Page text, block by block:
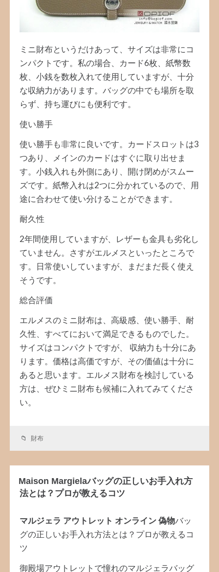
ミニ財布というだけあって、サイズは非常にコ
ンパクトです。私の場合、カード6枚、紙幣数
枚、小銭を数枚入れて使用していますが、十分
な収納力があります。バッグの中でも場所を取
らず、持ち運びにも便利です。
使い勝手
使い勝手も非常に良いです。カードスロットは3
つあり、メインのカードはすぐに取り出せま
す。小銭入れも外側にあり、開け閉めがスムー
ズです。紙幣入れは2つに分かれているので、用
途に合わせて使い分けることができます。
耐久性
2年間使用していますが、レザーも金具も劣化し
ていません。さすがエルメスといったところで
す。日常使いしていますが、まだまだ長く使え
そうです。
総合評価
エルメスのミニ財布は、高級感、使い勝手、耐
久性、すべてにおいて満足できるものでした。
サイズはコンパクトですが、 収納力も十分にあ
ります。価格は高価ですが、その価値は十分に
あると思います。エルメス財布を検討している
方は、ぜひミニ財布も候補に入れてみてくださ
い。
財布
Maison Margielaバッグの正しいお手入れ方
法とは？プロが教えるコツ
マルジェラ アウトレット オンライン 偽物バッ
グの正しいお手入れ方法とは？プロが教えるコ
ツ
御殿場アウトレットで憧れのマルジェラバッグ